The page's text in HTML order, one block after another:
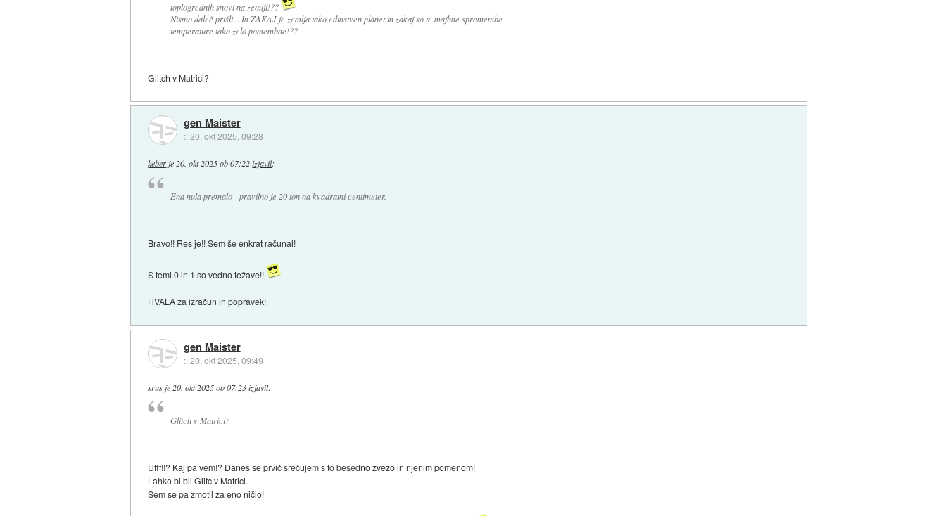
toplogrednih snovi na zemlji!??
Nismo daleč prišli... In ZAKAJ je zemlja tako edinstven planet in zakaj so te majhne spremembe
temperature tako zelo pomembne!??
Glitch v Matrici?
gen Maister
::20. okt 2025, 09:28
keber je 20. okt 2025 ob 07:22 izjavil:
Ena nula premalo - pravilno je 20 ton na kvadratni centimeter.
Bravo!! Res je!! Sem še enkrat računal!
S temi 0 in 1 so vedno težave!!
HVALA za izračun in popravek!
gen Maister
::20. okt 2025, 09:49
srus je 20. okt 2025 ob 07:23 izjavil:
Glitch v Matrici?
Ufff!!? Kaj pa vem!? Danes se prvič srečujem s to besedno zvezo in njenim pomenom!
Lahko bi bil Glitc v Matrici.
Sem se pa zmotil za eno ničlo!